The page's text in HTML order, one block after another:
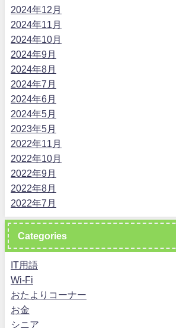
2024年12月
2024年11月
2024年10月
2024年9月
2024年8月
2024年7月
2024年6月
2024年5月
2023年5月
2022年11月
2022年10月
2022年9月
2022年8月
2022年7月
Categories
IT用語
Wi-Fi
おたよりコーナー
お金
シニア